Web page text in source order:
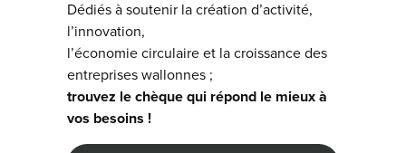
Dédiés à soutenir la création d’activité,
l’innovation,
l’économie circulaire et la croissance des
entreprises wallonnes ;
trouvez le chèque qui répond le mieux à
vos besoins !